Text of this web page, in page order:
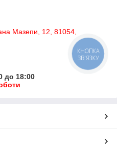
Мазепи, 12, 81054,
до 18:00
КНОПКА
ЗВ'ЯЗКУ